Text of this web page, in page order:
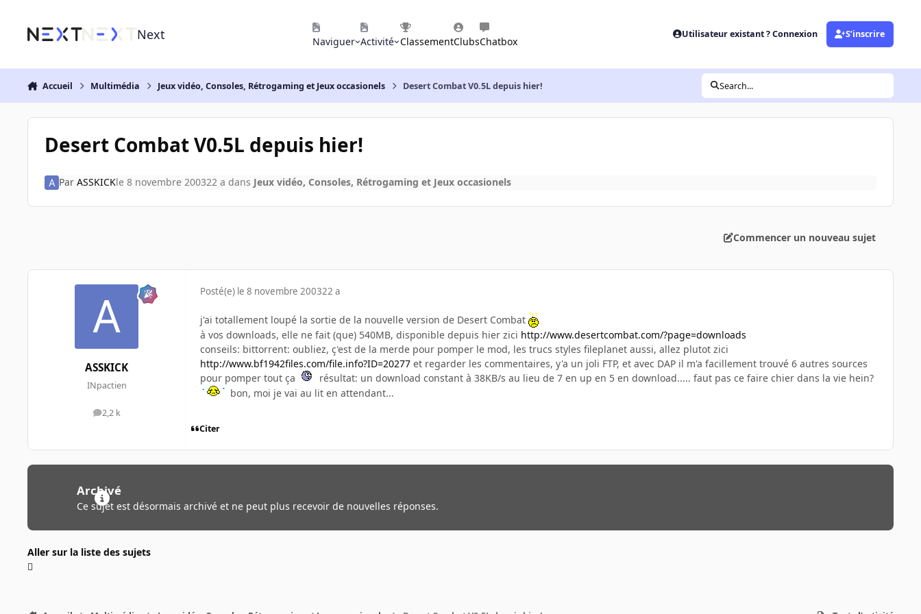
Next Naviguer Activité ClassementClubsChatbox
Utilisateur existant ? Connexion S’inscrire
Accueil Multimédia Jeux vidéo, Consoles, Rétrogaming et Jeux occasionels Desert Combat V0.5L depuis hier! Search...
Desert Combat V0.5L depuis hier!
Par ASSKICKle 8 novembre 200322 a dans Jeux vidéo, Consoles, Rétrogaming et Jeux occasionels
Commencer un nouveau sujet
ASSKICK
INpactien
2,2 k
messages
Posté(e) le 8 novembre 200322 a
j'ai totallement loupé la sortie de la nouvelle version de Desert Combat
à vos downloads, elle ne fait (que) 540MB, disponible depuis hier zici http://www.desertcombat.com/?page=downloads
conseils: bittorrent: oubliez, ç'est de la merde pour pomper le mod, les trucs styles fileplanet aussi, allez plutot zici
http://www.bf1942files.com/file.info?ID=20277 et regarder les commentaires, y'a un joli FTP, et avec DAP il m'a facillement trouvé 6 autres sources
pour pomper tout ça
résultat: un download constant à 38KB/s au lieu de 7 en up en 5 en download..... faut pas ce faire chier dans la vie hein?
bon, moi je vai au lit en attendant...
Citer
Archivé
Ce sujet est désormais archivé et ne peut plus recevoir de nouvelles réponses.
Aller sur la liste des sujets